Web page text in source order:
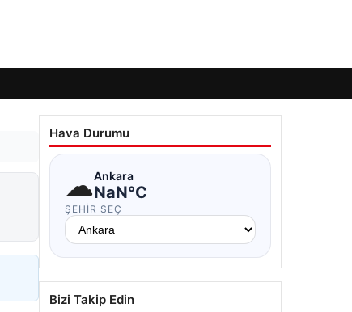
Hava Durumu
☁Ankara
NaN°C
ŞEHIR SEÇ
Bizi Takip Edin